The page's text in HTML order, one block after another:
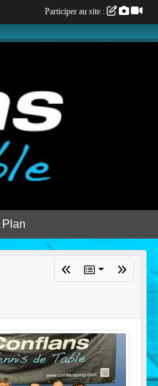
Plan
Participer au site :